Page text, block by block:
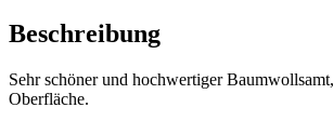
Beschreibung
Sehr schöner und hochwertiger
Oberfläche.